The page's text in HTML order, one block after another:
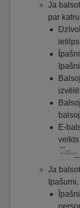
Ja
par
E-
Ja
īpašumi,